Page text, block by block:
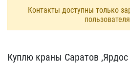
Контакты доступны только
Куплю краны Саратов